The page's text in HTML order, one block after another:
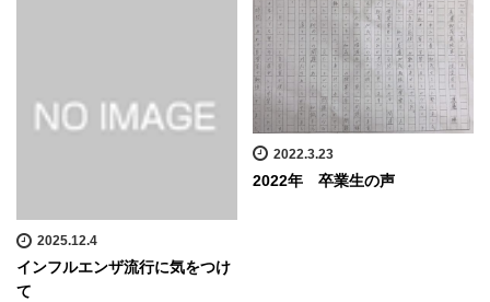
2025.12.4
インフルエンザ流行に気をつけ
て
2022.3.23
2022年 卒業生の声